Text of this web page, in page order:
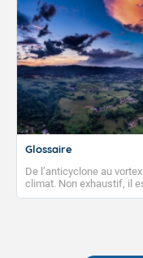
Glossaire
De l’anticyclone au
climat. Non exhaustif, il
publications. Vous y